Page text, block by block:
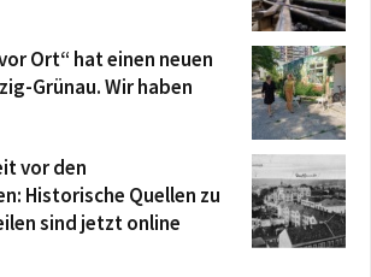
Ort“ hat einen neuen
Grünau. Wir haben
vor den
Historische Quellen zu
sind jetzt online